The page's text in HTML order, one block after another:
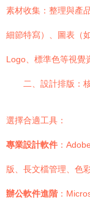
素材收集：整理與產
細節特寫）、圖表（
Logo、標準色等視覺
二、設計排版：
選擇合適工具：
專業設計軟件 ：
版、長文檔管理、色
辦公軟件進階：